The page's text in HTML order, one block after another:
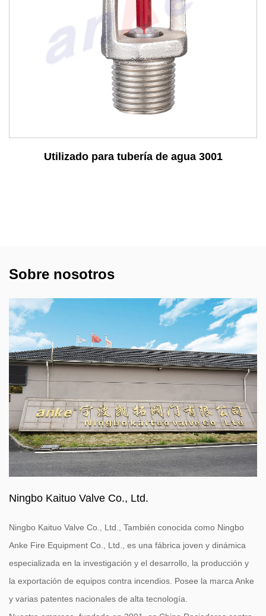
Consulta
Utilizado para tubería de agua 3001
Sobre nosotros
Ningbo Kaituo Valve Co., Ltd.
Ningbo Kaituo Valve Co., Ltd., También conocida como Ningbo
Anke Fire Equipment Co., Ltd., es una fábrica joven y dinámica
especializada en la investigación y el desarrollo, la producción y
la exportación de equipos contra incendios. Posee la marca Anke
y varias patentes nacionales de alta tecnología.